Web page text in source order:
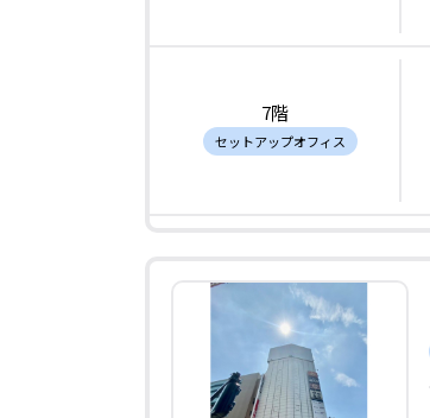
7階
セットアップオフィス